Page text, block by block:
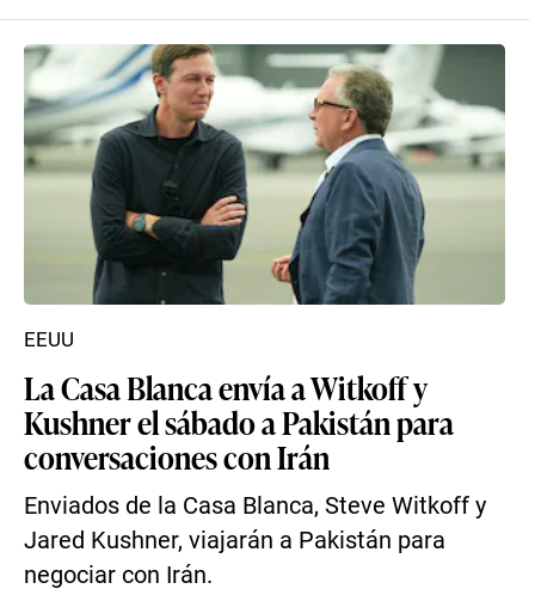
La Casa Blanca envía a Witkoff y
Kushner el sábado a Pakistán para
conversaciones con Irán
Enviados de la Casa Blanca, Steve Witkoff y
Jared Kushner, viajarán a Pakistán para
negociar con Irán.
EEUU